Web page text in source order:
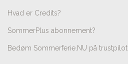
Hvad er Credits?
SommerPlus abonnement?
Bedøm Sommerferie.NU på trustpilot